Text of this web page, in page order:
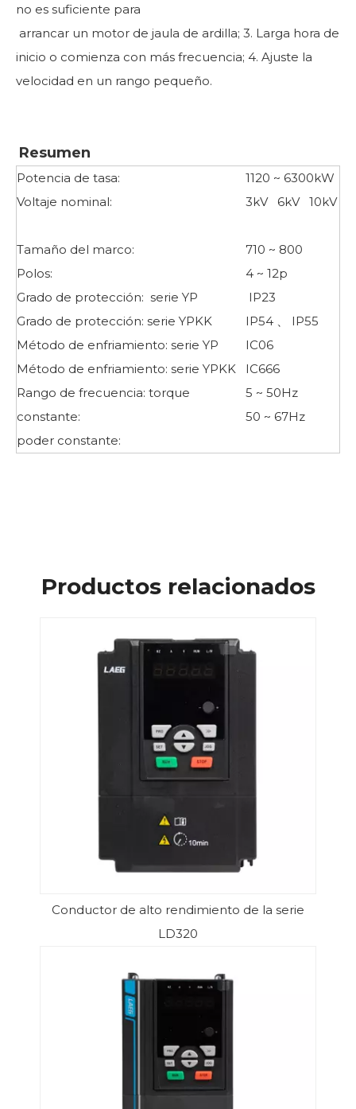
no es suficiente para
arrancar un motor de jaula de ardilla; 3. Larga hora de
inicio o comienza con más frecuencia; 4. Ajuste la
velocidad en un rango pequeño.
Resumen
Potencia de tasa:
1120 ~ 6300kW
Voltaje nominal:
3kV 6kV 10kV
Tamaño del marco:
710 ~ 800
Polos:
4 ~ 12p
Grado de protección: serie YP
IP23
Grado de protección: serie YPKK
IP54 、 IP55
Método de enfriamiento: serie YP
IC06
Método de enfriamiento: serie YPKK
IC666
Rango de frecuencia: torque
constante:
poder constante:
5 ~ 50Hz
50 ~ 67Hz
Productos relacionados
Conductor de alto rendimiento de la serie
LD320